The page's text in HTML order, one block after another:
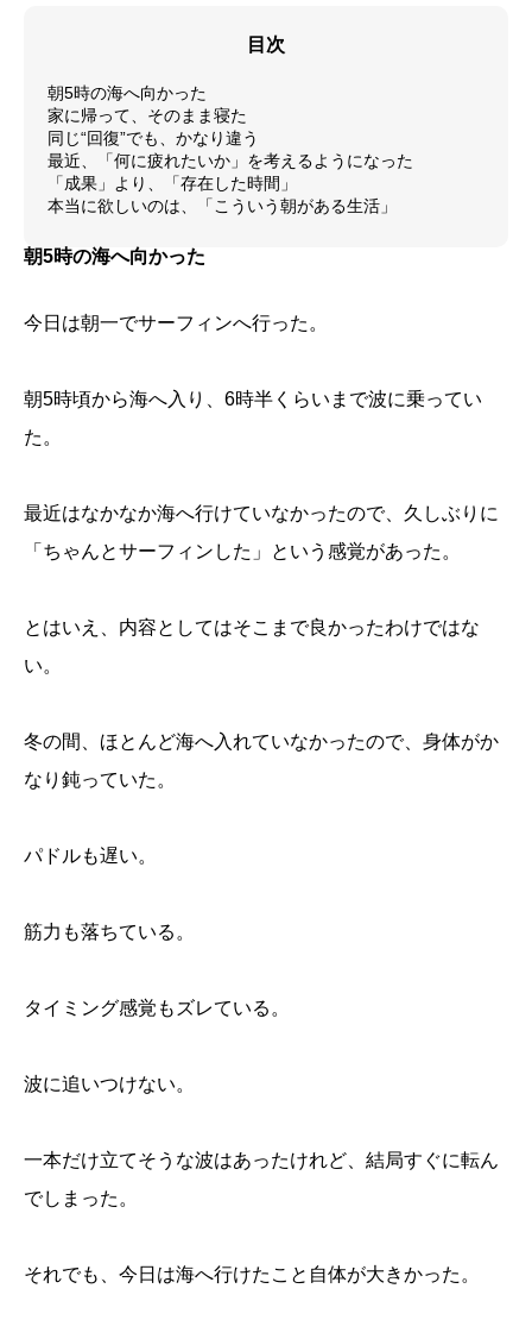
目次
朝5時の海へ向かった
家に帰って、そのまま寝た
同じ“回復”でも、かなり違う
最近、「何に疲れたいか」を考えるようになった
「成果」より、「存在した時間」
本当に欲しいのは、「こういう朝がある生活」
朝5時の海へ向かった
今日は朝一でサーフィンへ行った。
朝5時頃から海へ入り、6時半くらいまで波に乗ってい
た。
最近はなかなか海へ行けていなかったので、久しぶりに
「ちゃんとサーフィンした」という感覚があった。
とはいえ、内容としてはそこまで良かったわけではな
い。
冬の間、ほとんど海へ入れていなかったので、身体がか
なり鈍っていた。
パドルも遅い。
筋力も落ちている。
タイミング感覚もズレている。
波に追いつけない。
一本だけ立てそうな波はあったけれど、結局すぐに転ん
でしまった。
それでも、今日は海へ行けたこと自体が大きかった。